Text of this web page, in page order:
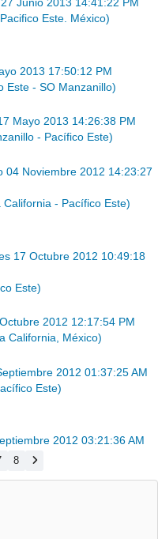
Este. México)
2013 17:50:12 PM
Este - SO Manzanillo)
Mayo 2013 14:26:38 PM
- Pacífico Este)
04 Noviembre 2012 14:23:27
- Pacífico Este)
17 Octubre 2012 10:49:18
Este)
2012 12:17:54 PM
California, México)
2012 01:37:25 AM
Este)
2012 03:21:36 AM
8